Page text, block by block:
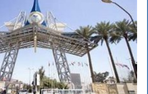
أفـتتاح
مـعرض
العراق
الدولي
للعقار
والأستثمار
ومستلزمات
البناء
الرابع
يوم
غدأ